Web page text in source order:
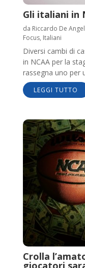
Gli italiani in
da Riccardo De
Focus, Italiani
Diversi cambi di
in NCAA per la
rassegna uno per
LEGGI TUTTO
Crolla